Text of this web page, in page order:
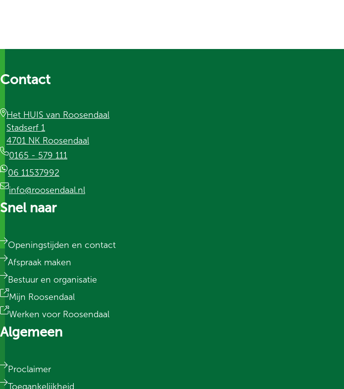
Contact
Het HUIS van Roosendaal
Stadserf 1
4701 NK Roosendaal
0165 - 579 111
06 11537992
info@roosendaal.nl
Snel naar
Openingstijden en contact
Afspraak maken
Bestuur en organisatie
Mijn Roosendaal
Werken voor Roosendaal
Algemeen
Proclaimer
Toegankelijkheid